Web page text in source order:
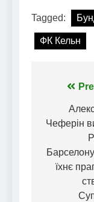
Tagged:
ФК Кельн
Чеферін
їхнє